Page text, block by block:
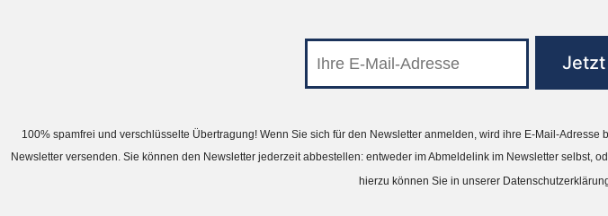
100% spamfrei und verschlüsselte Übertragung! Wenn Sie sich für den Newsletter anmelden, wird ihre E-Mail-
Newsletter versenden. Sie können den Newsletter jederzeit abbestellen: entweder im Abmeldelink im Newsletter selbst,
hierzu können Sie in unserer